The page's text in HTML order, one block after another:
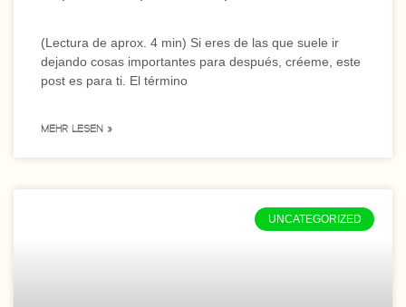
(Lectura de aprox. 4 min) Si eres de las que suele ir
dejando cosas importantes para después, créeme, este
post es para ti. El término
MEHR LESEN »
UNCATEGORIZED